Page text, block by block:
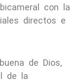
con la
directos e
de Dios,
de la